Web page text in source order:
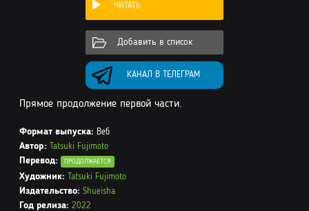
ЧИТАТЬ
Добавить в список
КАНАЛ В ТЕЛЕГРАМ
Прямое продолжение первой части.
Формат выпуска: Веб
Автор: Tatsuki Fujimoto
Перевод: ПРОДОЛЖАЕТСЯ
Художник: Tatsuki Fujimoto
Издательство: Shueisha
Год релиза: 2022